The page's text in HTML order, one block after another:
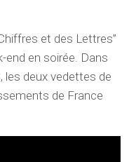
et des Lettres”
end en soirée. Dans
les deux vedettes de
de France